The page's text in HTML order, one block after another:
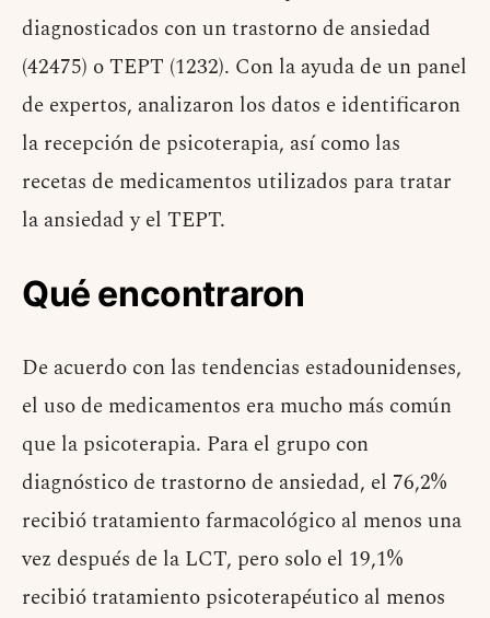
diagnosticados con un trastorno de ansiedad
(42475) o TEPT (1232). Con la ayuda de un panel
de expertos, analizaron los datos e identificaron
la recepción de psicoterapia, así como las
recetas de medicamentos utilizados para tratar
la ansiedad y el TEPT.
Qué encontraron
De acuerdo con las tendencias estadounidenses,
el uso de medicamentos era mucho más común
que la psicoterapia. Para el grupo con
diagnóstico de trastorno de ansiedad, el 76,2%
recibió tratamiento farmacológico al menos una
vez después de la LCT, pero solo el 19,1%
recibió tratamiento psicoterapéutico al menos